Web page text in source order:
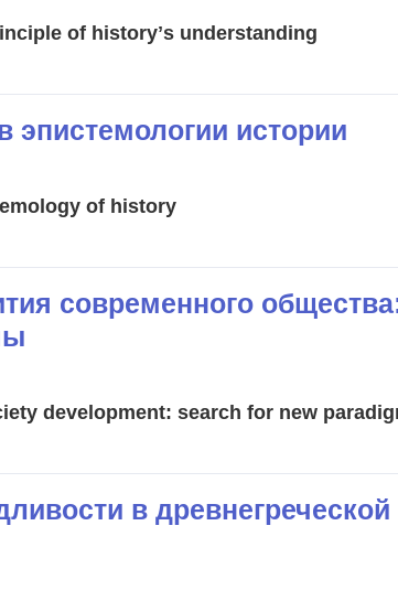
оf historyʼs understanding
эпистемологии истории
of history
современного
development: search for new
в